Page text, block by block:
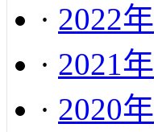
· 2022年
· 2021年
· 2020年